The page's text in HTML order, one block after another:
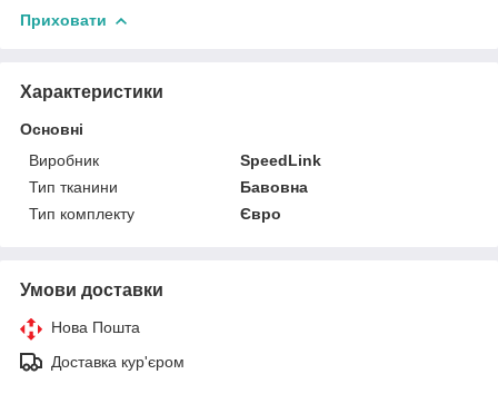
Приховати
Характеристики
Основні
Виробник
SpeedLink
Тип тканини
Бавовна
Тип комплекту
Євро
Умови доставки
Нова Пошта
Доставка кур'єром